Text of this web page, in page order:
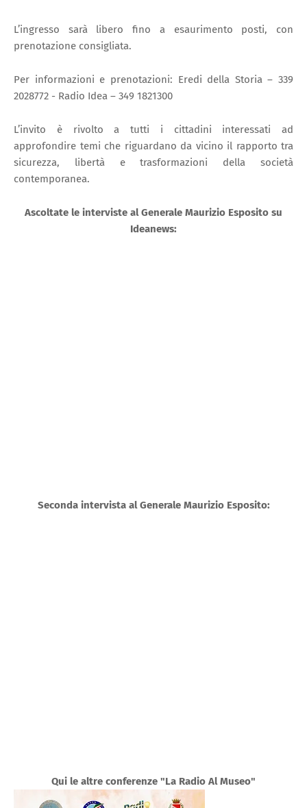
L’ingresso sarà libero fino a esaurimento posti, con
prenotazione consigliata.
Per informazioni e prenotazioni: Eredi della Storia – 339
2028772 - Radio Idea – 349 1821300
L’invito è rivolto a tutti i cittadini interessati ad
approfondire temi che riguardano da vicino il rapporto tra
sicurezza, libertà e trasformazioni della società
contemporanea.
Ascoltate le interviste al Generale Maurizio Esposito su
Ideanews:
Seconda intervista al Generale Maurizio Esposito:
Qui le altre conferenze "La Radio Al Museo"